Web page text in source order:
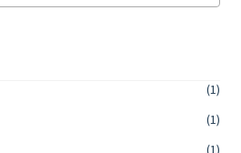
(1)
(1)
(1)